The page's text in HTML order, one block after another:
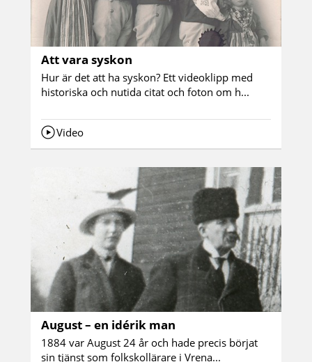
Att vara syskon
Hur är det att ha syskon? Ett videoklipp med
historiska och nutida citat och foton om h...
Video
August – en idérik man
1884 var August 24 år och hade precis börjat
sin tjänst som folkskollärare i Vrena...